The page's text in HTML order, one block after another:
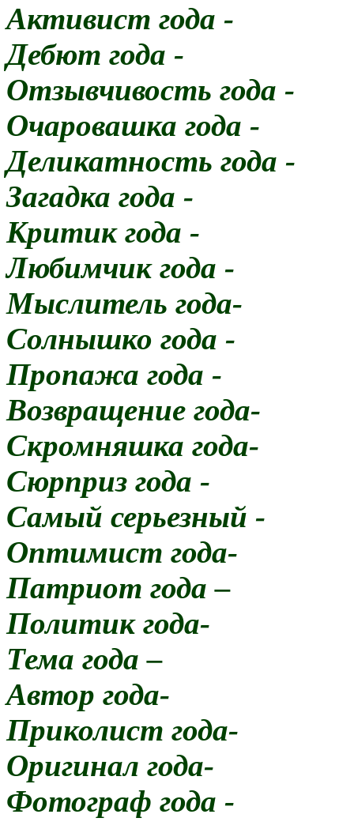
Активист года -
Дебют года -
Отзывчивость года -
Очаровашка года -
Деликатность года -
Загадка года -
Критик года -
Любимчик года -
Мыслитель года-
Солнышко года -
Пропажа года -
Возвращение года-
Скромняшка года-
Сюрприз года -
Самый серьезный -
Оптимист года-
Патриот года –
Политик года-
Тема года –
Автор года-
Приколист года-
Оригинал года-
Фотограф года -